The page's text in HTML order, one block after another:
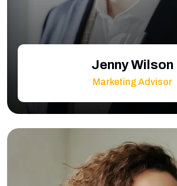
Jenny Wilson
Marketing Advisor